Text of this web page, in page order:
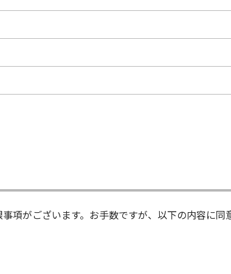
項がございます。お手数ですが、以下の内容に同